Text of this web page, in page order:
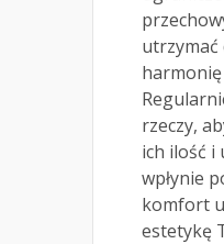
utrzymać
rzeczy,
ich ilość i
wpłynie
komfort
estetykę